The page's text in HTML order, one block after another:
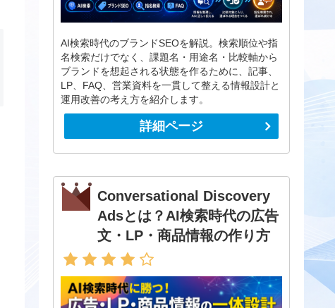
AI検索時代のブランドSEOを解説。検索順位や指
名検索だけでなく、課題名・用途名・比較軸から
ブランドを想起される状態を作るために、記事、
LP、FAQ、営業資料を一貫して整える情報設計と
運用改善の考え方を紹介します。
詳細ページ
Conversational Discovery
Adsとは？AI検索時代の広告
文・LP・商品情報の作り方